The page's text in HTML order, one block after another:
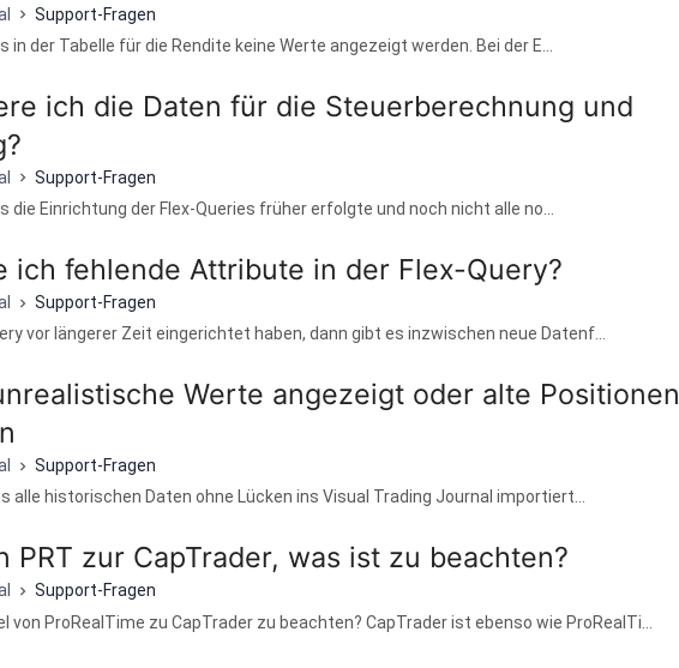
Support-Fragen
in der Tabelle für die Rendite keine Werte angezeigt werden. Bei der E...
ich die Daten für die Steuerberechnung und
Support-Fragen
die Einrichtung der Flex-Queries früher erfolgte und noch nicht alle no...
ich fehlende Attribute in der Flex-Query?
Support-Fragen
vor längerer Zeit eingerichtet haben, dann gibt es inzwischen neue Datenf...
Werte angezeigt oder alte Positionen
Support-Fragen
alle historischen Daten ohne Lücken ins Visual Trading Journal importiert...
PRT zur CapTrader, was ist zu beachten?
Support-Fragen
von ProRealTime zu CapTrader zu beachten? CapTrader ist ebenso wie ProRealTi...